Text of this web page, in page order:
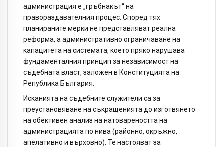
администрация е „гръбнакът“ на
правораздавателния процес. Според тях
планираните мерки не представляват реална
реформа, а административно ограничаване на
капацитета на системата, което пряко нарушава
фундаменталния принцип за независимост на
съдебната власт, заложен в Конституцията на
Република България.
Исканията на съдебните служители са за
преустановяване на съкращенията до изготвянето
на обективен анализ на натовареността на
администрацията по нива (районно, окръжно,
апелативно и върховно). Те настояват за